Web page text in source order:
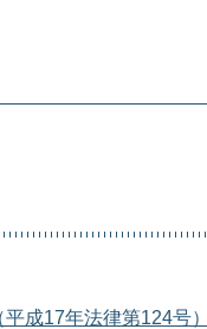
成17年法律第124号